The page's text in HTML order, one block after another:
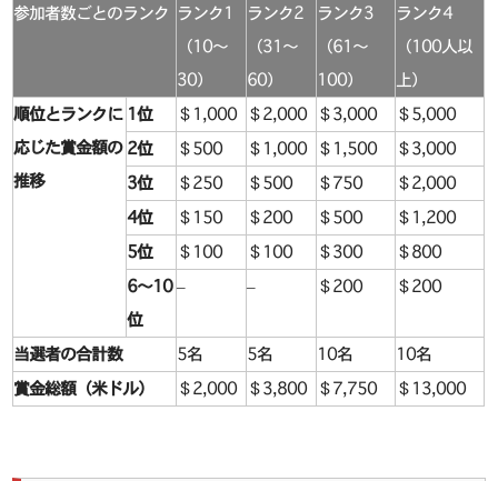
参加者数ごとのランク ランク1
（10～
30）
ランク2
（31～
60）
ランク3
（61～
100）
ランク4
（100人以
上）
順位とランクに
応じた賞金額の
推移
1位 ＄1,000 ＄2,000 ＄3,000
＄5,000
2位
＄500 ＄1,000 ＄1,500
＄3,000
3位
＄250 ＄500 ＄750
＄2,000
4位
＄150 ＄200 ＄500
＄1,200
5位
＄100 ＄100 ＄300
＄800
6～10
位
– – ＄200 ＄200
当選者の合計数 5名 5名 10名
10名
賞金総額（米ドル）
＄2,000 ＄3,800 ＄7,750 ＄13,000